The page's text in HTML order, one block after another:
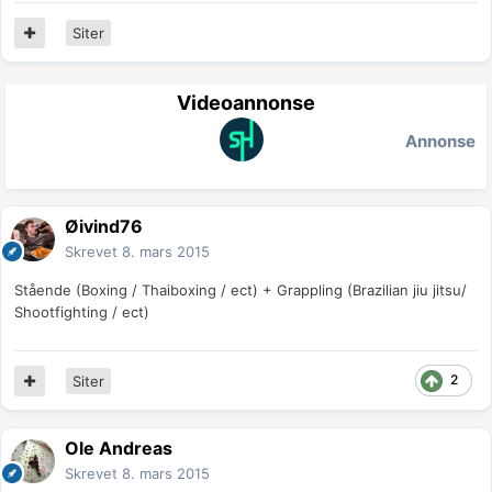
Siter
Videoannonse
Annonse
Øivind76
Skrevet 8. mars 2015
Stående (Boxing / Thaiboxing / ect) + Grappling (Brazilian jiu jitsu/
Shootfighting / ect)
2
Siter
Ole Andreas
Skrevet 8. mars 2015